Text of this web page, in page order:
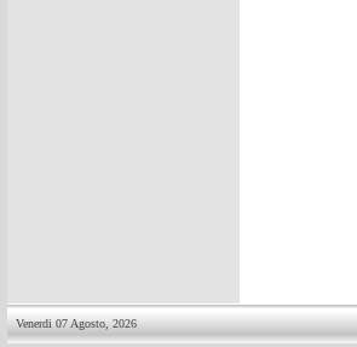
Venerdi 07 Agosto, 2026